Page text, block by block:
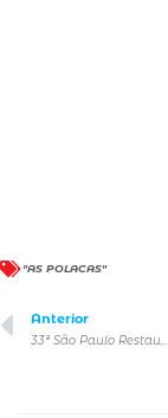
"AS POLACAS"
Anterior